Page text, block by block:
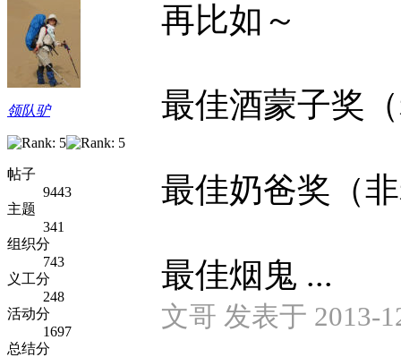
领队驴
帖子
9443
主题
341
组织分
743
义工分
248
活动分
1697
总结分
再比如～
最佳酒蒙子奖
最佳奶爸奖（
最佳烟鬼 ...
文哥 发表于 2013-